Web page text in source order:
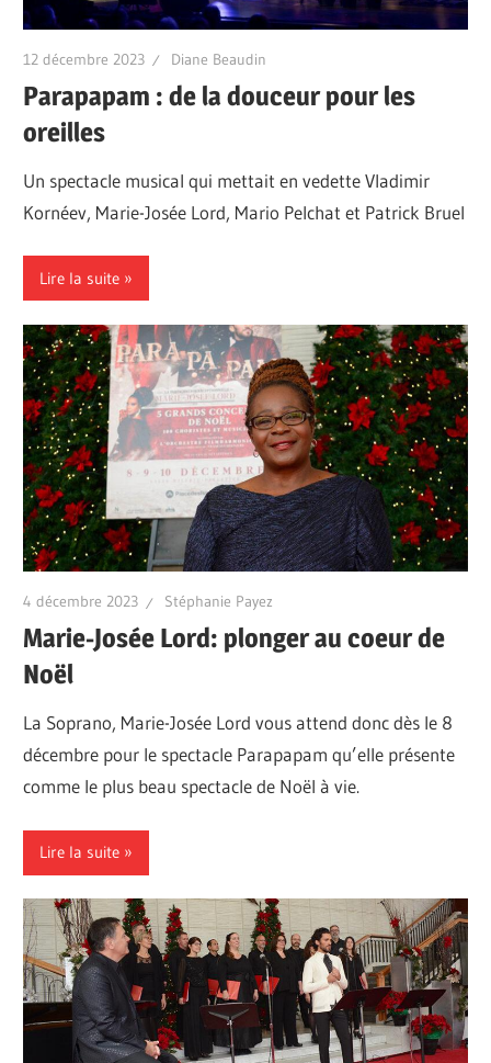
12 décembre 2023 Diane Beaudin
Parapapam : de la douceur pour les
oreilles
Un spectacle musical qui mettait en vedette Vladimir
Kornéev, Marie-Josée Lord, Mario Pelchat et Patrick Bruel
Lire la suite
4 décembre 2023 Stéphanie Payez
Marie-Josée Lord: plonger au coeur de
Noël
La Soprano, Marie-Josée Lord vous attend donc dès le 8
décembre pour le spectacle Parapapam qu’elle présente
comme le plus beau spectacle de Noël à vie.
Lire la suite